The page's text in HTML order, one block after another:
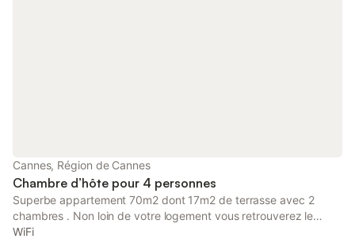
Cannes, Région de Cannes
Chambre d’hôte pour 4 personnes
Superbe appartement 70m2 dont 17m2 de terrasse avec 2
chambres . Non loin de votre logement vous retrouverez le
Fameux Palais des festivals et ses plages (15min a pieds) Dotés
WiFi